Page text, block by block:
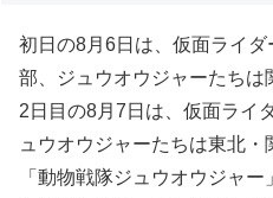
初日の8月6日は、仮面ライ
部、ジュウオウジャーたちは
2日目の8月7日は、仮面ライ
ュウオウジャーたちは東北・
「動物戦隊ジュウオウジャ